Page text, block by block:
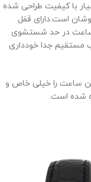
با کیفیت طراحی شده
است.دارای قفل
ساعت در حد شستشوی
جدا خودداری
ساعت را خیلی خاص و
شده است.